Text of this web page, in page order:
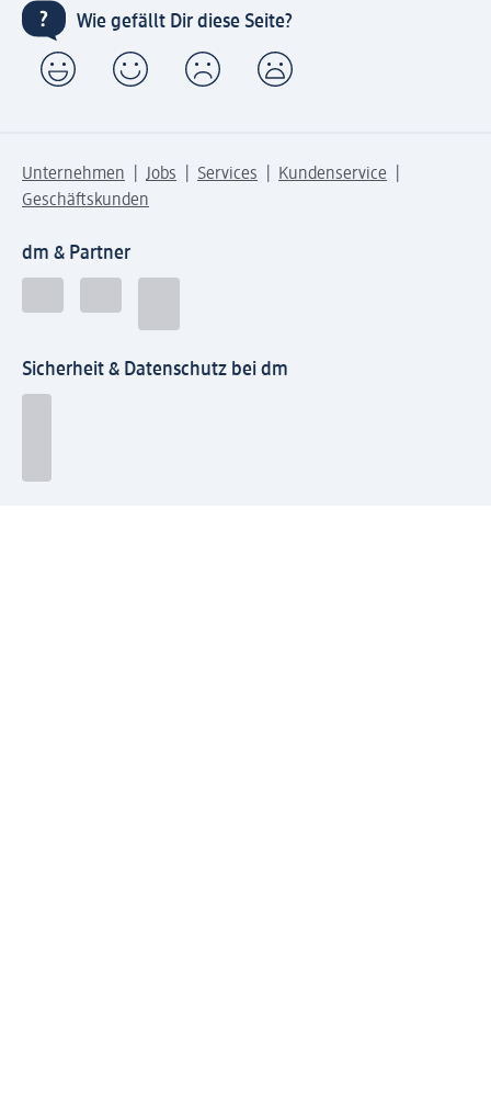
Wie gefällt Dir diese Seite?
Unternehmen Jobs Services
Kundenservice
Geschäftskunden
dm & Partner
Sicherheit & Datenschutz bei dm